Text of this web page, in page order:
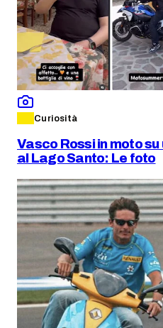
Curiosità
Vasco Rossi in moto su
al Lago Santo: Le foto